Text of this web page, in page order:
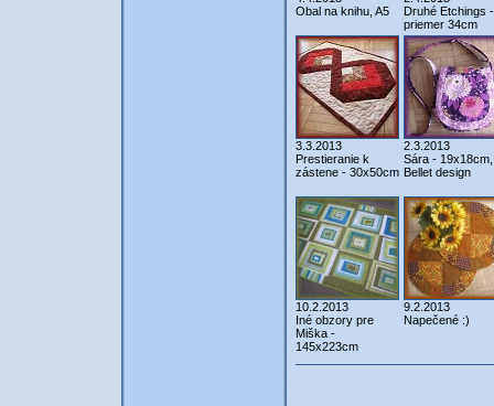
Obal na knihu, A5
Druhé Etchings -
priemer 34cm
3.3.2013
Prestieranie k
zástene - 30x50cm
2.3.2013
Sára - 19x18cm,
Bellet design
10.2.2013
Iné obzory pre
Miška -
145x223cm
9.2.2013
Napečené :)